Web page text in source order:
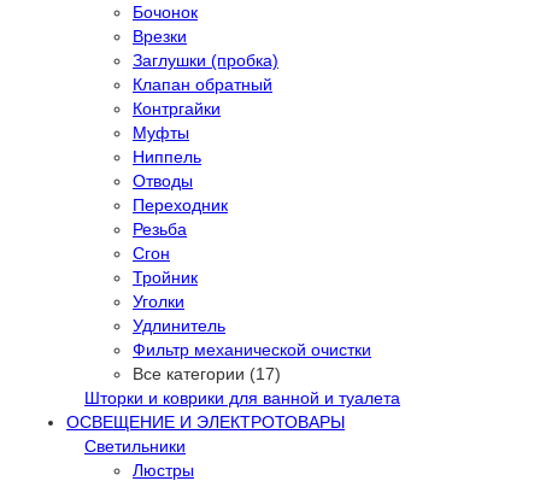
Бочонок
Врезки
Заглушки (пробка)
Клапан обратный
Контргайки
Муфты
Ниппель
Отводы
Переходник
Резьба
Сгон
Тройник
Уголки
Удлинитель
Фильтр механической очистки
Все категории (17)
Шторки и коврики для ванной и туалета
ОСВЕЩЕНИЕ И ЭЛЕКТРОТОВАРЫ
Светильники
Люстры